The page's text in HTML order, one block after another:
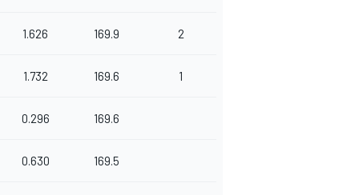
1.626 169.9 2
1.732 169.6 1
0.296 169.6
0.630 169.5